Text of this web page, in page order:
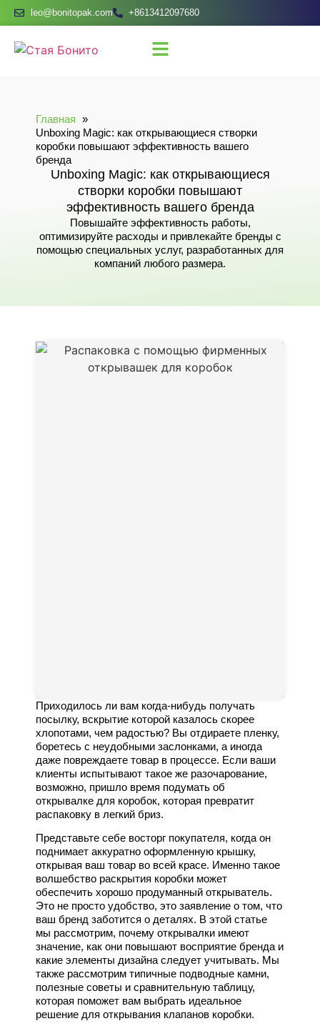
leo@bonitopak.com +8613412097680
Главная
Unboxing Magic: как открывающиеся створки
коробки повышают эффективность вашего
бренда
Unboxing Magic: как открывающиеся
створки коробки повышают
эффективность вашего бренда
Повышайте эффективность работы,
оптимизируйте расходы и привлекайте бренды с
помощью специальных услуг, разработанных для
компаний любого размера.
Приходилось ли вам когда-нибудь получать
посылку, вскрытие которой казалось скорее
хлопотами, чем радостью? Вы отдираете пленку,
боретесь с неудобными заслонками, а иногда
даже повреждаете товар в процессе. Если ваши
клиенты испытывают такое же разочарование,
возможно, пришло время подумать об
открывалке для коробок, которая превратит
распаковку в легкий бриз.
Представьте себе восторг покупателя, когда он
поднимает аккуратно оформленную крышку,
открывая ваш товар во всей красе. Именно такое
волшебство раскрытия коробки может
обеспечить хорошо продуманный открыватель.
Это не просто удобство, это заявление о том, что
ваш бренд заботится о деталях. В этой статье
мы рассмотрим, почему открывалки имеют
значение, как они повышают восприятие бренда и
какие элементы дизайна следует учитывать. Мы
также рассмотрим типичные подводные камни,
полезные советы и сравнительную таблицу,
которая поможет вам выбрать идеальное
решение для открывания клапанов коробки.